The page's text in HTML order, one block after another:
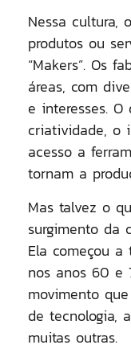
Nessa cultura,
produtos ou
“Makers”. Os
áreas, com
e interesses.
criatividade, o
acesso a
tornam a
Mas talvez o
surgimento da
Ela começou
nos anos 60 e
movimento
de tecnologia,
muitas outras.